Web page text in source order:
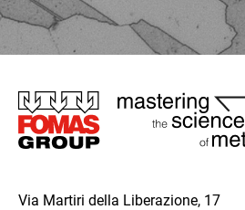
圖
片
Via Martiri della Liberazione, 17